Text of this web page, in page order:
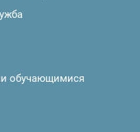
обучающимися